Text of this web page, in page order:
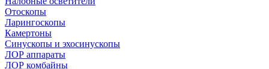
Отоскопы
Ларингоскопы
Камертоны
Синускопы и эхосинускопы
ЛОР аппараты
ЛОР комбайны